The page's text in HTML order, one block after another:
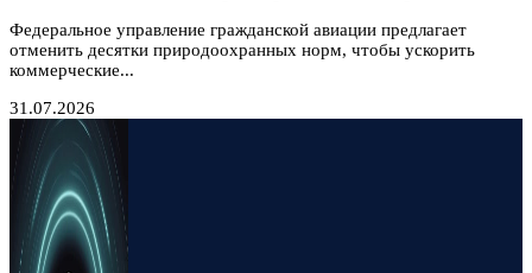
Федеральное управление гражданской авиации предлагает
отменить десятки природоохранных норм, чтобы ускорить
коммерческие...
31.07.2026